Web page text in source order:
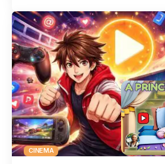
CINEMA